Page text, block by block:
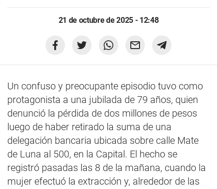
21 de octubre de 2025 - 12:48
Un confuso y preocupante episodio tuvo como
protagonista a una jubilada de 79 años, quien
denunció la pérdida de dos millones de pesos
luego de haber retirado la suma de una
delegación bancaria ubicada sobre calle Mate
de Luna al 500, en la Capital. El hecho se
registró pasadas las 8 de la mañana, cuando la
mujer efectuó la extracción y, alrededor de las